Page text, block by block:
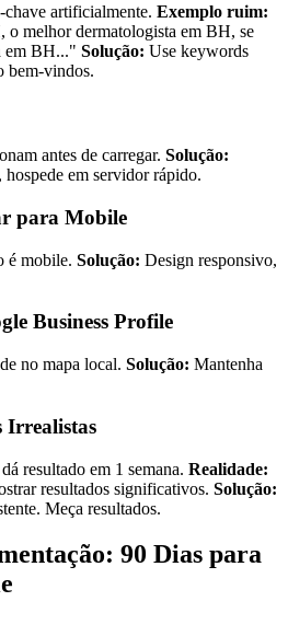
chave artificialmente. Exemplo ruim:
o melhor dermatologista em BH, se
em BH..." Solução: Use keywords
bem-vindos.
antes de carregar. Solução:
em servidor rápido.
para Mobile
é mobile. Solução: Design responsivo,
Business Profile
no mapa local. Solução: Mantenha
Irrealistas
resultado em 1 semana. Realidade:
resultados significativos. Solução:
Meça resultados.
90 Dias para